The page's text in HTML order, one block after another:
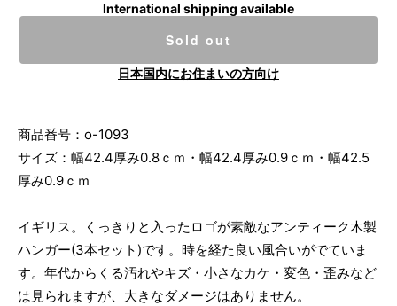
International shipping available
Sold out
日本国内にお住まいの方向け
商品番号：o-1093
サイズ：幅42.4厚み0.8ｃｍ・幅42.4厚み0.9ｃｍ・幅42.5
厚み0.9ｃｍ
イギリス。くっきりと入ったロゴが素敵なアンティーク木製
ハンガー(3本セット)です。時を経た良い風合いがでていま
す。年代からくる汚れやキズ・小さなカケ・変色・歪みなど
は見られますが、大きなダメージはありません。